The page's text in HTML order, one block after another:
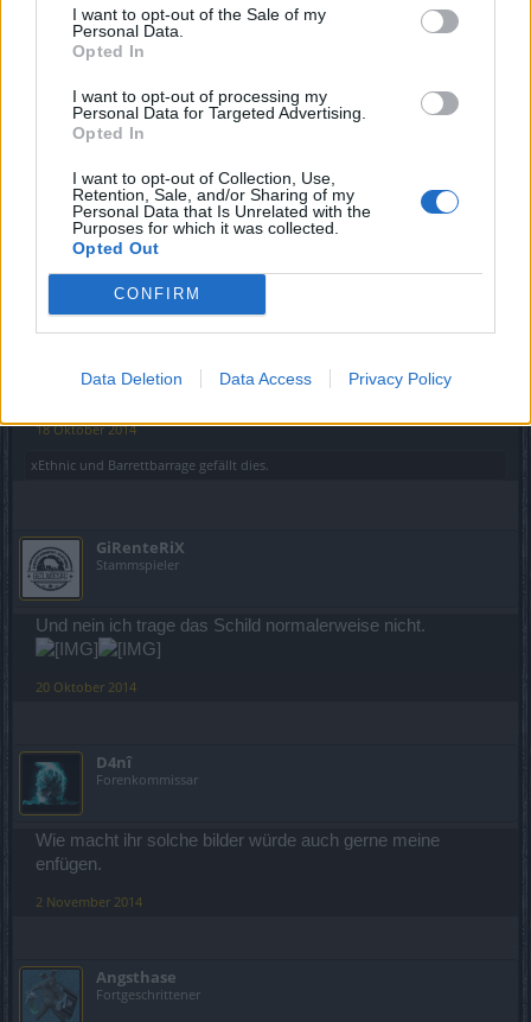
I want to opt-out of the Sale of my
Personal Data.
Opted In
I want to opt-out of processing my
Personal Data for Targeted Advertising.
Opted In
I want to opt-out of Collection, Use,
Retention, Sale, and/or Sharing of my
Personal Data that Is Unrelated with the
Purposes for which it was collected.
Opted Out
CONFIRM
Data Deletion Data Access Privacy Policy
Forenmogul
7 Oktober 2014
Fortgeschrittener
Geschlechtsumwandlung und dem 1000er Mantel
18 Oktober 2014
xEthnic und Barrettbarrage gefällt dies.
GiRenteRiX
Stammspieler
Und nein ich trage das Schild normalerweise nicht.
20 Oktober 2014
D4nî
Forenkommissar
Wie macht ihr solche bilder würde auch gerne meine
enfügen.
2 November 2014
Angsthase
Fortgeschrittener